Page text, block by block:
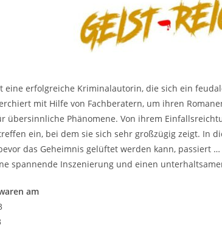
eine erfolgreiche Kriminalautorin, die sich ein
mit Hilfe von Fachberatern, um ihren
übersinnliche Phänomene. Von ihrem
ein, bei dem sie sich sehr großzügig zeigt. In
das Geheimnis gelüftet werden kann, passiert
spannende Inszenierung und einen
am